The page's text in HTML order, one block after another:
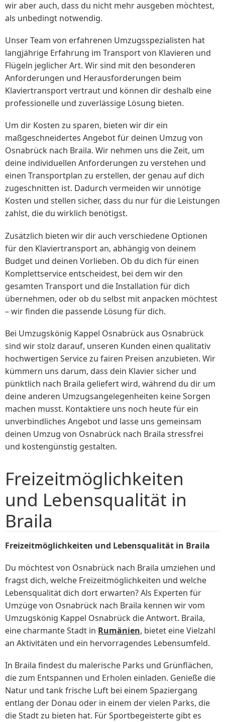
wir aber auch, dass du nicht mehr ausgeben möchtest,
als unbedingt notwendig.
Unser Team von erfahrenen Umzugsspezialisten hat
langjährige Erfahrung im Transport von Klavieren und
Flügeln jeglicher Art. Wir sind mit den besonderen
Anforderungen und Herausforderungen beim
Klaviertransport vertraut und können dir deshalb eine
professionelle und zuverlässige Lösung bieten.
Um dir Kosten zu sparen, bieten wir dir ein
maßgeschneidertes Angebot für deinen Umzug von
Osnabrück nach Braila. Wir nehmen uns die Zeit, um
deine individuellen Anforderungen zu verstehen und
einen Transportplan zu erstellen, der genau auf dich
zugeschnitten ist. Dadurch vermeiden wir unnötige
Kosten und stellen sicher, dass du nur für die Leistungen
zahlst, die du wirklich benötigst.
Zusätzlich bieten wir dir auch verschiedene Optionen
für den Klaviertransport an, abhängig von deinem
Budget und deinen Vorlieben. Ob du dich für einen
Komplettservice entscheidest, bei dem wir den
gesamten Transport und die Installation für dich
übernehmen, oder ob du selbst mit anpacken möchtest
– wir finden die passende Lösung für dich.
Bei Umzugskönig Kappel Osnabrück aus Osnabrück
sind wir stolz darauf, unseren Kunden einen qualitativ
hochwertigen Service zu fairen Preisen anzubieten. Wir
kümmern uns darum, dass dein Klavier sicher und
pünktlich nach Braila geliefert wird, während du dir um
deine anderen Umzugsangelegenheiten keine Sorgen
machen musst. Kontaktiere uns noch heute für ein
unverbindliches Angebot und lasse uns gemeinsam
deinen Umzug von Osnabrück nach Braila stressfrei
und kostengünstig gestalten.
Freizeitmöglichkeiten
und Lebensqualität in
Braila
Freizeitmöglichkeiten und Lebensqualität in Braila
Du möchtest von Osnabrück nach Braila umziehen und
fragst dich, welche Freizeitmöglichkeiten und welche
Lebensqualität dich dort erwarten? Als Experten für
Umzüge von Osnabrück nach Braila kennen wir vom
Umzugskönig Kappel Osnabrück die Antwort. Braila,
eine charmante Stadt in Rumänien, bietet eine Vielzahl
an Aktivitäten und ein hervorragendes Lebensumfeld.
In Braila findest du malerische Parks und Grünflächen,
die zum Entspannen und Erholen einladen. Genieße die
Natur und tank frische Luft bei einem Spaziergang
entlang der Donau oder in einem der vielen Parks, die
die Stadt zu bieten hat. Für Sportbegeisterte gibt es